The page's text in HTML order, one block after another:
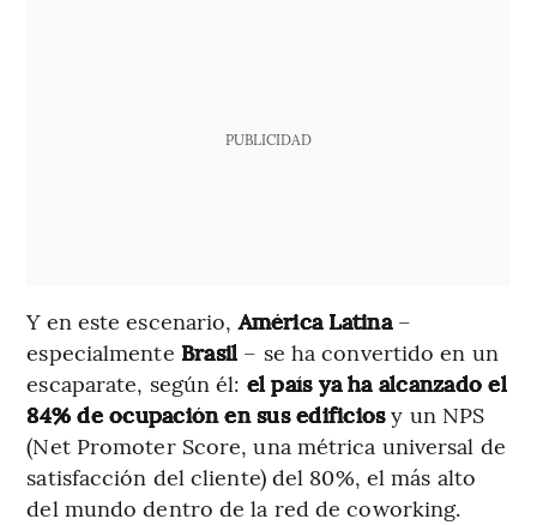
PUBLICIDAD
Y en este escenario,América Latina –
especialmente Brasil – se ha convertido en un
escaparate, según él: el país ya ha alcanzado el
84% de ocupación en sus edificiosy un NPS
(Net Promoter Score, una métrica universal de
satisfacción del cliente) del 80%, el más alto
del mundo dentro de la red de coworking.